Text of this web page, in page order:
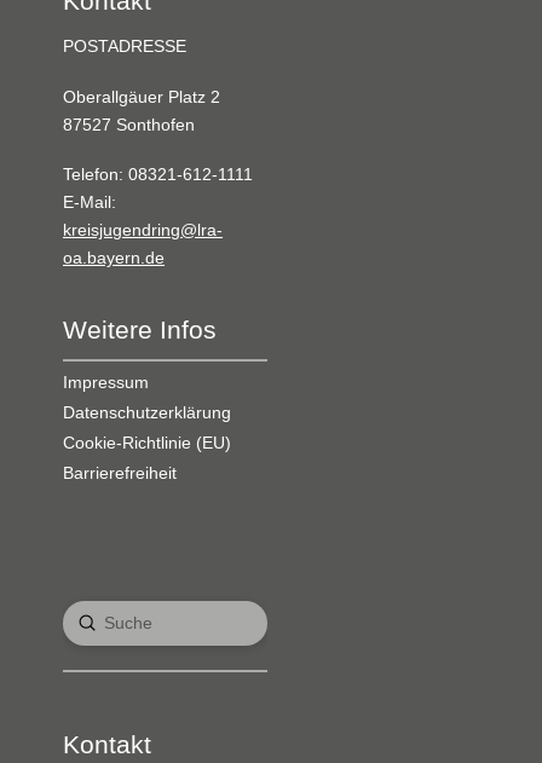
POSTADRESSE
Oberallgäuer Platz 2
87527 Sonthofen
Telefon: 08321-612-1111
E-Mail:
kreisjugendring@lra-
oa.bayern.de
Weitere Infos
Impressum
Datenschutzerklärung
Cookie-Richtlinie (EU)
Barrierefreiheit
Search
Submit
Kontakt